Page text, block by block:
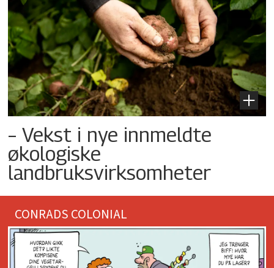
– Vekst i nye innmeldte
økologiske
landbruksvirksomheter
CONRADS COLONIAL